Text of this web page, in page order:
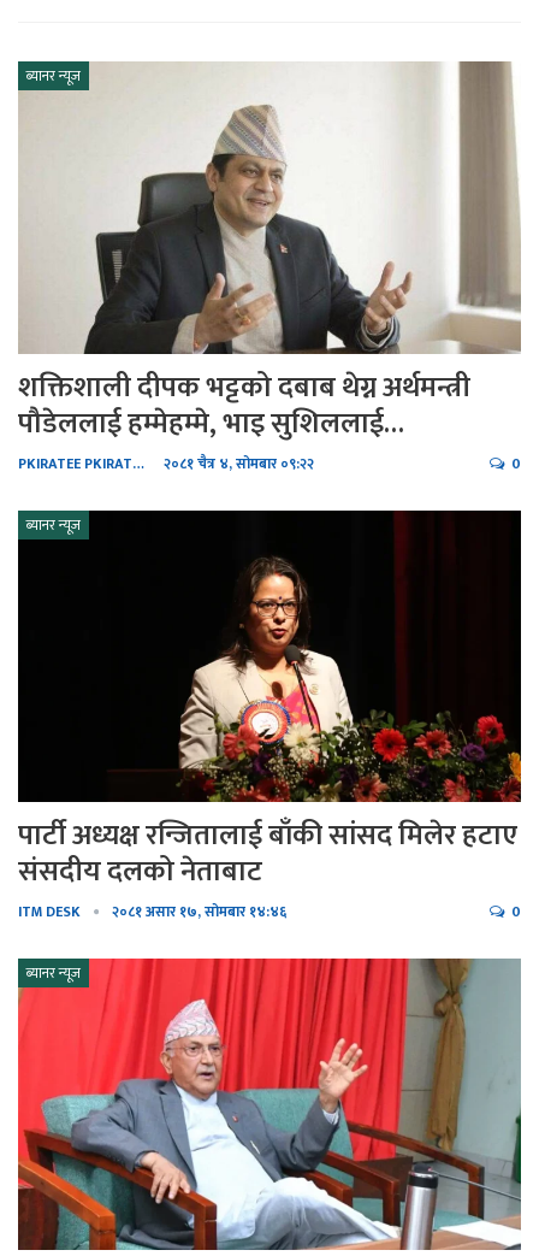
ब्यानर न्यूज
शक्तिशाली दीपक भट्टको दबाब थेग्न अर्थमन्त्री
पौडेललाई हम्मेहम्मे, भाइ सुशिललाई…
PKIRATEE PKIRATEE २०८१ चैत्र ४, सोमबार ०९:२२ 0
ब्यानर न्यूज
पार्टी अध्यक्ष रन्जितालाई बाँकी सांसद मिलेर हटाए
संसदीय दलको नेताबाट
ITM DESK २०८१ असार १७, सोमबार १४:४६ 0
ब्यानर न्यूज